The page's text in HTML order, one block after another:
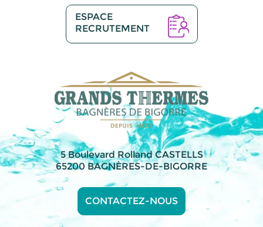
ESPACE
RECRUTEMENT
5 Boulevard Rolland CASTELLS
65200 BAGNÈRES-DE-BIGORRE
CONTACTEZ-NOUS